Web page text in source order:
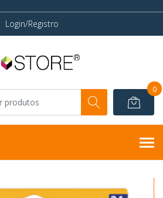
Login/Registro
0